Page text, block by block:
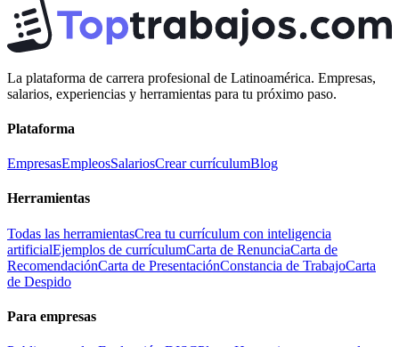
La plataforma de carrera profesional de Latinoamérica. Empresas,
salarios, experiencias y herramientas para tu próximo paso.
Plataforma
EmpresasEmpleosSalariosCrear currículumBlog
Herramientas
Todas las herramientasCrea tu currículum con inteligencia
artificialEjemplos de currículumCarta de RenunciaCarta de
RecomendaciónCarta de PresentaciónConstancia de TrabajoCarta
de Despido
Para empresas